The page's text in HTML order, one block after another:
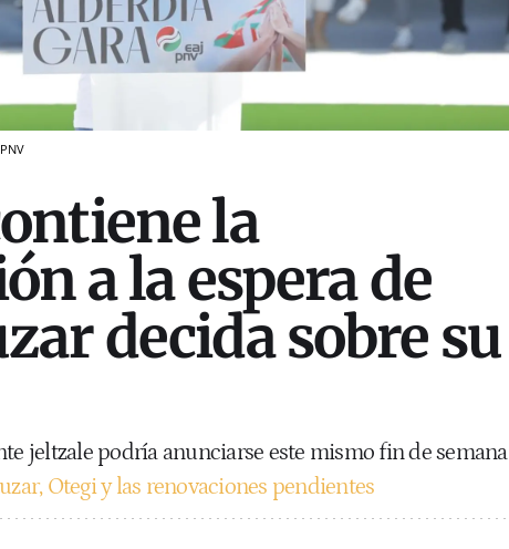
la
a la espera de
decida sobre su
jeltzale podría anunciarse este mismo fin de semana
Otegi y las renovaciones pendientes